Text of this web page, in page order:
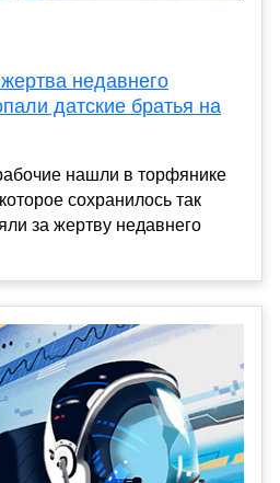
недавнего
датские братья на
нашли в торфянике
сохранилось так
за жертву недавнего